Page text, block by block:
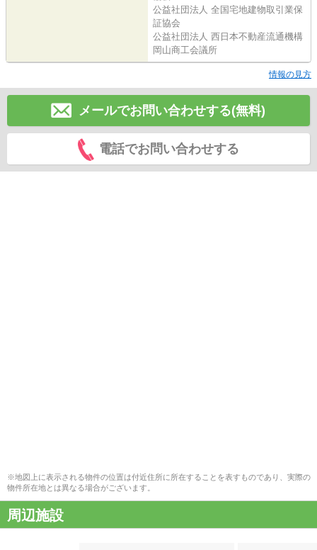
公益社団法人 全国宅地建物取引業保
証協会
公益社団法人 西日本不動産流通機構
岡山商工会議所
情報の見方
メールでお問い合わせする(無料)
電話でお問い合わせする
※地図上に表示される物件の位置は付近住所に所在することを表すものであり、実際の
物件所在地とは異なる場合がございます。
周辺施設